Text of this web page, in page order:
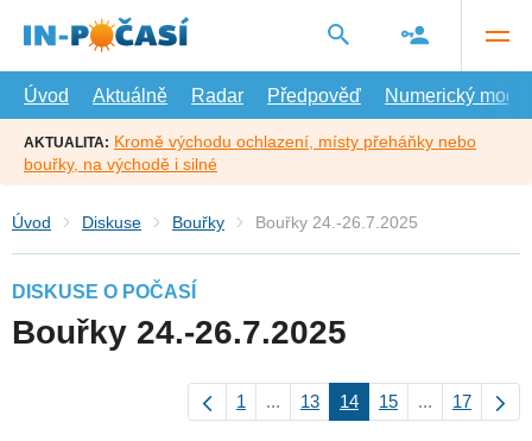
hlavní
Úvod
Aktuálně Radar Předpověď Numerický model
AKTUALITA: Kromě východu ochlazení, místy přeháňky nebo
bouřky, na východě i silné
Úvod Diskuse Bouřky Bouřky 24.-26.7.2025
DISKUSE O POČASÍ
Bouřky 24.-26.7.2025
1 ... 13 14 15 ... 17